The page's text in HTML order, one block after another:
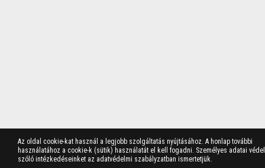
Az oldal cookie-kat használ a legjobb szolgáltatás nyújtásához. A honlap további
használatához a cookie-k (sütik) használatát el kell fogadni. Személyes adatai
szóló intézkedéseinket az adatvédelmi szabályzatban ismertetjük.